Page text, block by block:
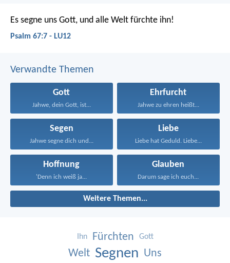
Es segne uns Gott, und alle Welt fürchte ihn!
Psalm 67:7 - LU12
Verwandte Themen
Gott
Jahwe, dein Gott, ist...
Ehrfurcht
Jahwe zu ehren heißt...
Segen
Jahwe segne dich und...
Liebe
Liebe hat Geduld. Liebe...
Hoffnung
'Denn ich weiß ja...
Glauben
Darum sage ich euch...
Weitere Themen...
Ihn Fürchten Gott
Welt Segnen Uns